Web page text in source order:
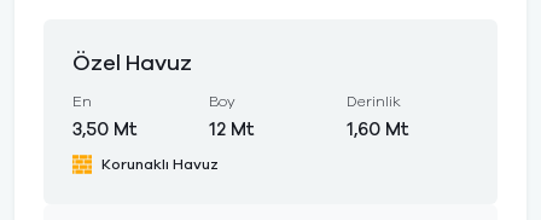
Özel Havuz
En
3,50 Mt
Boy
12 Mt
Derinlik
1,60 Mt
Korunaklı Havuz